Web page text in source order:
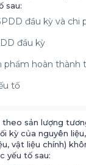
sau:
đầu kỳ và
đầu kỳ
phẩm hoàn thành
tố
theo sản lượng
kỳ của nguyên
vật liệu chính)
yếu tố sau: